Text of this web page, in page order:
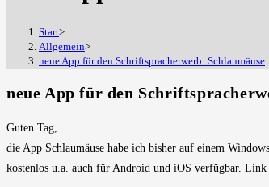
Start>
Allgemein>
neue App für den Schriftspracherwerb: Schlaumäuse
neue App für den
Guten Tag,
die App Schlaumäuse habe ich bisher auf einem
kostenlos u.a. auch für Android und iOS verfügbar.